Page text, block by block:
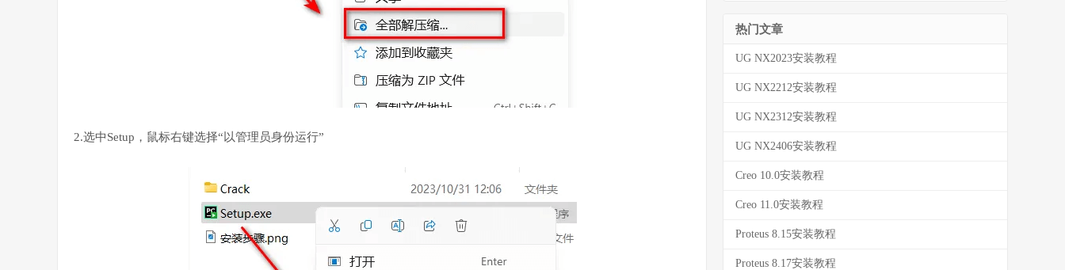
2.选中Setup，鼠标右键选择“以管理员身份运行”
热门文章
UG NX2023安装教程
UG NX2212安装教程
UG NX2312安装教程
UG NX2406安装教程
Creo 10.0安装教程
Creo 11.0安装教程
Proteus 8.15安装教程
Proteus 8.17安装教程